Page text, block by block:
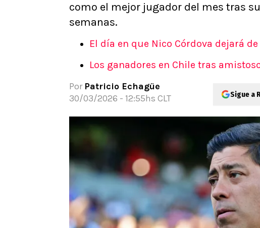
Apuesta del día
Apuestas Mundial 2026
como el mejor jugador del mes tras
semanas.
El día en que Nico Córdova dejará de
Los ganadores en Chile tras
Por Patricio Echagüe
30/03/2026 - 12:55hs CLT
Sigue a